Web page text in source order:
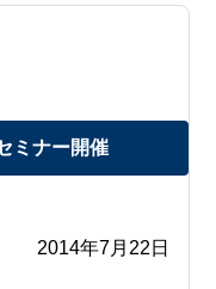
ミナー開催
2014年7月22日